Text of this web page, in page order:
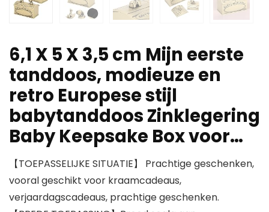
6,1 X 5 X 3,5 cm Mijn eerste
tanddoos, modieuze en
retro Europese stijl
babytanddoos Zinklegering
Baby Keepsake Box voor…
【TOEPASSELIJKE SITUATIE】 Prachtige geschenken,
vooral geschikt voor kraamcadeaus,
verjaardagscadeaus, prachtige geschenken.